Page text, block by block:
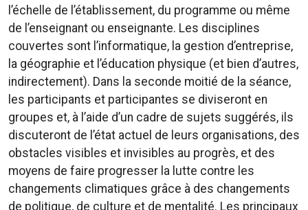
l’échelle de l’établissement, du programme ou même
de l’enseignant ou enseignante. Les disciplines
couvertes sont l’informatique, la gestion d’entreprise,
la géographie et l’éducation physique (et bien d’autres,
indirectement). Dans la seconde moitié de la séance,
les participants et participantes se diviseront en
groupes et, à l’aide d’un cadre de sujets suggérés, ils
discuteront de l’état actuel de leurs organisations, des
obstacles visibles et invisibles au progrès, et des
moyens de faire progresser la lutte contre les
changements climatiques grâce à des changements
de politique, de culture et de mentalité. Les principaux